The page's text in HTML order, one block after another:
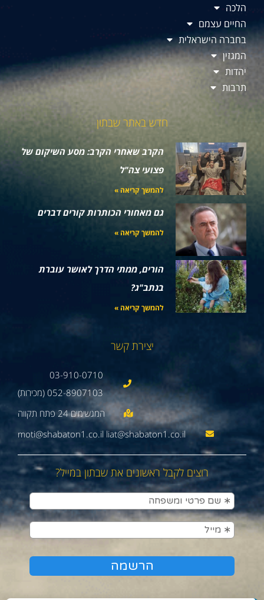
הלכה
החיים עצמם
בחברה הישראלית
המגזין
יהדות
תרבות
חדש באתר שבתון
הקרב שאחרי הקרב: מסע השיקום של
פצועי צה"ל
להמשך קריאה »
גם מאחורי הכותרות קורים דברים
להמשך קריאה »
הורים, ממתי הדרך לאושר עוברת
בנתב"ג?
להמשך קריאה »
יצירת קשר
03-910-0710
052-8907103 (מכירות)
moti@shabaton1.co.il liat@shabaton1.co.il
רוצים לקבל ראשונים את שבתון במייל?